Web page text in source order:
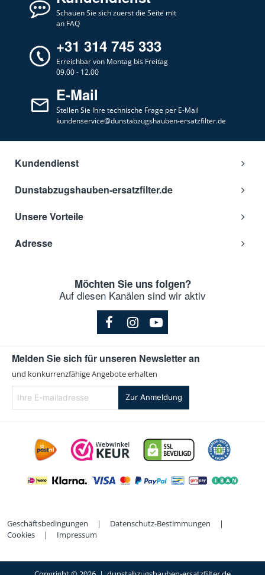
Schauen Sie sich zuerst die Seite mit
an FAQ
+31 314 745 333
Erreichbar von Montag bis Freitag
09.00 - 12.00
E-Mail
Stellen Sie Ihre technische Frage per E-Mail
kundenservice@dunstabzugshauben-ersatzfilter.de
Kundendienst
Dunstabzugshauben-ersatzfilter.de
Unsere Vorteile
Adresse
Möchten Sie uns folgen?
Auf diesen Kanälen sind wir aktiv
Melden Sie sich für unseren Newsletter an
und konkurrenzfähige Angebote erhalten
E-
mailadresse
Zur Anmeldung
Geschäftsbedingungen | Datenschutz-Bestimmungen
|
Cookies
| Impressum